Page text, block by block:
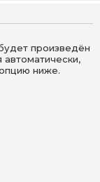
произведён
ниже.